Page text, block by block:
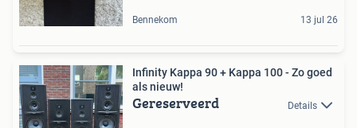
Bennekom 13 jul 26
Infinity Kappa 90 + Kappa 100 - Zo goed
als nieuw!
Gereserveerd Details